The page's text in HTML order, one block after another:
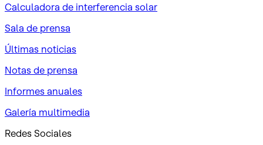
Calculadora de interferencia solar
Sala de prensa
Últimas noticias
Notas de prensa
Informes anuales
Galería multimedia
Redes Sociales